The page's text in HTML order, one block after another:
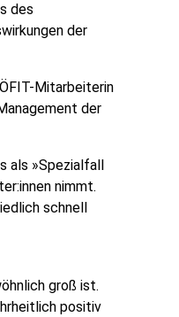
des
der
Mitarbeiterin
der
»Spezialfall
nimmt.
schnell
groß ist.
positiv